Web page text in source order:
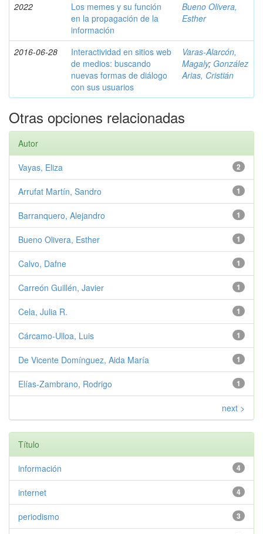
2022
Los memes y su función
en la propagación de la
información
Bueno Olivera,
Esther
2016-06-28
Interactividad en sitios web
de medios: buscando
nuevas formas de diálogo
con sus usuarios
Varas-Alarcón,
Magaly; González
Arias, Cristián
Otras opciones relacionadas
Autor
2
Vayas, Eliza
1
Arrufat Martín, Sandro
1
Barranquero, Alejandro
1
Bueno Olivera, Esther
1
Calvo, Dafne
1
Carreón Guillén, Javier
1
Cela, Julia R.
1
Cárcamo-Ulloa, Luis
1
De Vicente Domínguez, Aida María
1
Elías-Zambrano, Rodrigo
next >
Título
4
información
4
internet
3
periodismo